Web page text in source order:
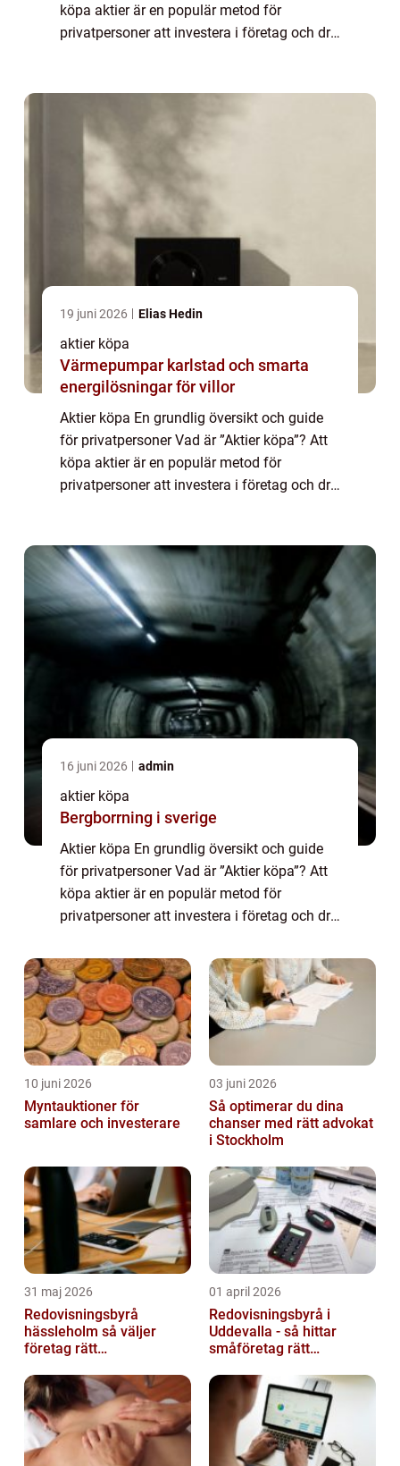
köpa aktier är en populär metod för
privatpersoner att investera i företag och dra
19 juni 2026 Elias Hedin
aktier köpa
Värmepumpar karlstad och smarta
energilösningar för villor
Aktier köpa En grundlig översikt och guide
för privatpersoner Vad är ”Aktier köpa”? Att
köpa aktier är en populär metod för
privatpersoner att investera i företag och dra
16 juni 2026 admin
aktier köpa
Bergborrning i sverige
Aktier köpa En grundlig översikt och guide
för privatpersoner Vad är ”Aktier köpa”? Att
köpa aktier är en populär metod för
privatpersoner att investera i företag och dra
aktier blir du delägare ...
10 juni 2026
Myntauktioner för
samlare och investerare
03 juni 2026
Så optimerar du dina
chanser med rätt advokat
i Stockholm
31 maj 2026
Redovisningsbyrå
hässleholm så väljer
företag rätt
01 april 2026
Redovisningsbyrå i
Uddevalla - så hittar
småföretag rätt